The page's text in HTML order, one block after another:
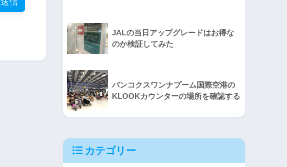
JALの当日アップグレードはお得な
のか検証してみた
バンコクスワンナプーム国際空港の
KLOOKカウンターの場所を確認する
カテゴリー